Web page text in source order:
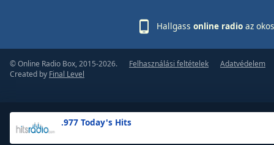
Opacity
Background
.977 Today's Hits
Hallgass online radio az
© Online Radio Box, 2015-2026.
Created by Final Level
Felhasználási feltételek Adatvédelem